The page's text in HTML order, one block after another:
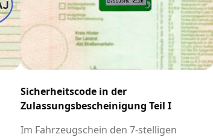
Sicherheitscode in der
Zulassungsbescheinigung Teil I
Im Fahrzeugschein den 7-stelligen